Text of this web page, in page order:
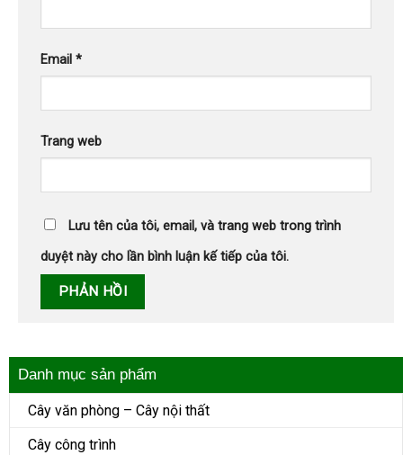
Danh mục sản phẩm
Cây văn phòng – Cây nội thất
Cây công trình
Email *
Trang web
Lưu tên của tôi, email, và trang web trong trình
duyệt này cho lần bình luận kế tiếp của tôi.